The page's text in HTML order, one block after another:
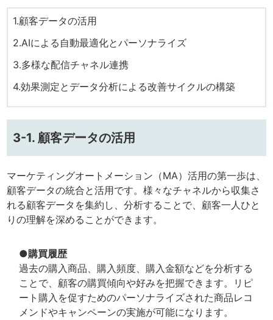
1.顧客データの活用
2.AIによる自動最適化とパーソナライズ
3.多様な配信チャネル連携
4.効果測定とデータ分析による改善サイクルの構築
3-1. 顧客データの活用
マーケティングオートメーション（MA）活用の第一歩は、
顧客データの統合と活用です。様々なチャネルから収集さ
れる顧客データを集約し、分析することで、顧客一人ひと
りの理解を深めることができます。
●購買履歴
過去の購入商品、購入頻度、購入金額などを分析する
ことで、顧客の購買傾向や好みを把握できます。リピ
ート購入を促すためのパーソナライズされた商品レコ
メンドやキャンペーンの実施が可能になります。